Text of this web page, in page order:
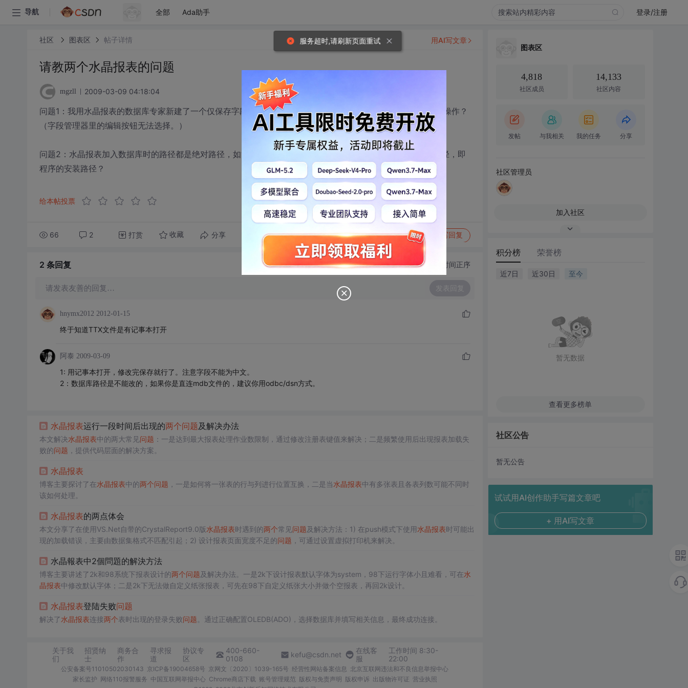
导航 全部 Ada助手 登录/注册
社区 图表区 帖子详情
请教两个水晶报表的问题
mgzll 2009-03-09 04:18:04
问题1：我用水晶报表的数据库专家新建了一个仅保存字段的文件"mydata.ttx"，现在需要修改字段的属性，如何操作？
（字段管理器里的编辑按钮无法选择。）
问题2：水晶报表加入数据库时的路径都是绝对路径，如“d:\mdb\mydata.mdb”,如何修改让这个路径改为相对路径，即
程序的安装路径？
给本帖投票
66 2 打赏 收藏 分享 转发到动态 举报 写回复
用AI写文章
2 条回复 切换为时间正序
请发表友善的回复… 发表回复
hnymx2012 2012-01-15
终于知道TTX文件是有记事本打开
阿泰 2009-03-09
1: 用记事本打开，修改完保存就行了。注意字段不能为中文。
2：数据库路径是不能改的，如果你是直连mdb文件的，建议你用odbc/dsn方式。
水晶报表运行一段时间后出现的两个问题及解决办法
本文解决水晶报表中的两大常见问题 ：一是达到最大报表处理作业数限制，通过修改注册表键值来解决；二是频繁使用后出现报表加载失
败的问题 ，提供代码层面的解决方案。
水晶报表
博客主要探讨了在水晶报表中的两个问题 ，一是如何将一张表的行与列进行位置互换，二是当水晶报表中有多张表且各表列数可能不同时
该如何处理。
水晶报表的两点体会
本文分享了在使用VS.Net自带的CrystalReport9.0版水晶报表时遇到的两个常见问题及解决方法：1) 在push模式下使用水晶报表时可能出
现的加载错误，主要由数据集格式不匹配引起；2) 设计报表页面宽度不足的问题 ，可通过设置虚拟打印机来解决。
水晶報表中2個問題的解決方法
博客主要讲述了2k和98系统下报表设计的两个问题及解决办法。一是2k下设计报表默认字体为system，98下运行字体小且难看，可在水
晶报表中修改默认字体；二是2k下无法做自定义纸张报表，可先在98下自定义纸张大小并做个空报表，再回2k设计。
水晶报表登陆失败问题
解决了水晶报表连接两个表时出现的登录失败问题 。通过正确配置OLEDB(ADO)，选择数据库并填写相关信息，最终成功连接。
关于我
们
招贤纳
士
商务合
作
寻求报
道
协议专
区
400-660-
0108
kefu@csdn.net
在线客
服
工作时间 8:30-
22:00
公安备案号11010502030143 京ICP备19004658号 京网文〔2020〕1039-165号 经营性网站备案信息 北京互联网违法和不良信息举报中心
家长监护 网络110报警服务 中国互联网举报中心 Chrome商店下载 账号管理规范 版权与免责声明 版权申诉 出版物许可证 营业执照
图表区
4,818
社区成员
14,133
社区内容
发帖 与我相关 我的任务 分享
社区管理员
加入社区
积分榜 荣誉榜
近7日 近30日 至今
暂无数据
查看更多榜单
社区公告
暂无公告
试试用AI创作助手写篇文章吧
+ 用AI写文章
服务超时,请刷新页面重试